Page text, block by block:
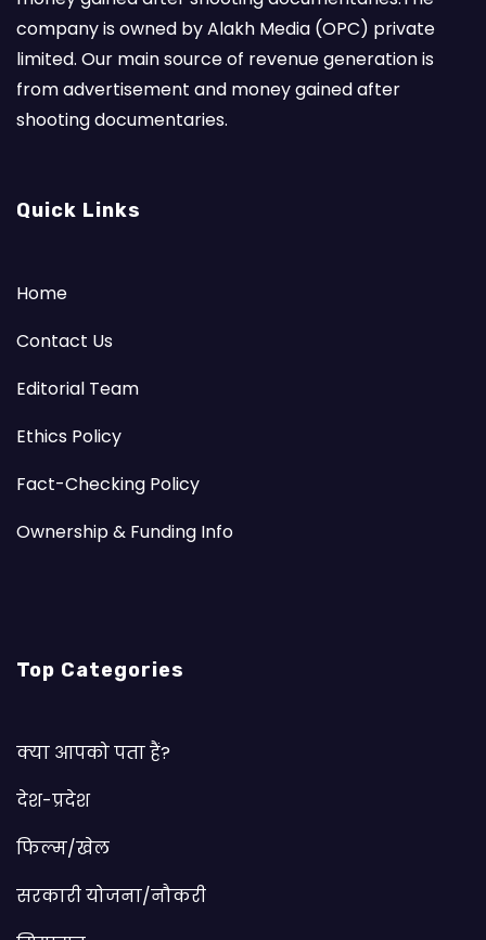
company is owned by Alakh Media (OPC) private
limited. Our main source of revenue generation is
from advertisement and money gained after
shooting documentaries.
Quick Links
Home
Contact Us
Editorial Team
Ethics Policy
Fact-Checking Policy
Ownership & Funding Info
Top Categories
क्या आपको पता हैं?
देश-प्रदेश
फिल्म/खेल
सरकारी योजना/नौकरी